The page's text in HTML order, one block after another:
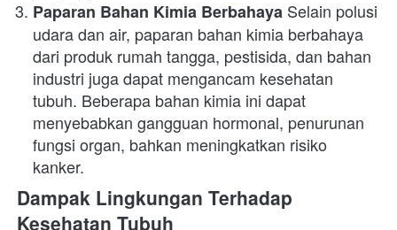
Paparan Bahan Kimia Berbahaya Selain polusi
udara dan air, paparan bahan kimia berbahaya
dari produk rumah tangga, pestisida, dan bahan
industri juga dapat mengancam kesehatan
tubuh. Beberapa bahan kimia ini dapat
menyebabkan gangguan hormonal, penurunan
fungsi organ, bahkan meningkatkan risiko
kanker.
Dampak Lingkungan Terhadap
Kesehatan Tubuh